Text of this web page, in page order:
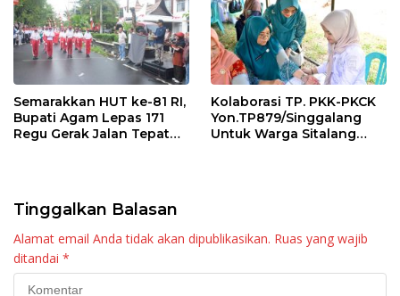
Semarakkan HUT ke-81 RI,
Bupati Agam Lepas 171
Regu Gerak Jalan Tepat
Kolaborasi TP. PKK-PKCK
Yon.TP879/Singgalang
Untuk Warga Sitalang
Tinggalkan Balasan
Alamat email Anda tidak akan dipublikasikan. Ruas yang wajib
ditandai *